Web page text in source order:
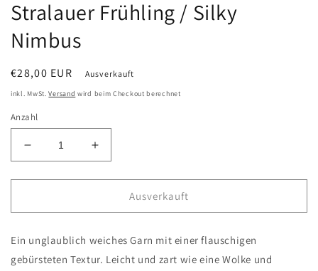
Stralauer Frühling / Silky
Nimbus
Normaler
Preis
€28,00 EUR Ausverkauft
inkl. MwSt.Versand wird beim Checkout berechnet
Anzahl
Verringere
die
Menge
Stralauer
/
Silky
Erhöhe
die
Menge
Stralauer
/
Silky
Ausverkauft
Ein unglaublich weiches Garn mit einer flauschigen
gebürsteten Textur. Leicht und zart wie eine Wolke und